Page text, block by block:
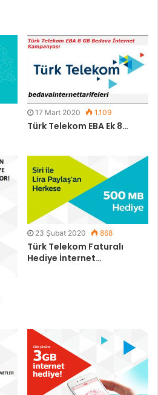
17 Mart 2020 1.109
Türk Telekom EBA Ek 8…
23 Şubat 2020 868
Türk Telekom Faturalı
Hediye İnternet…